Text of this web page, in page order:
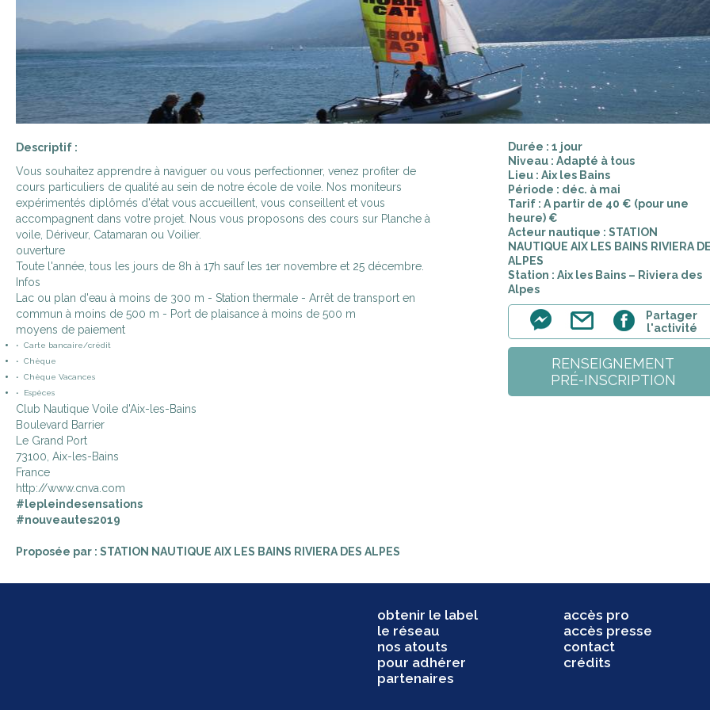
Durée : 1 jour
Niveau : Adapté à tous
Lieu : Aix les Bains
Période : déc. à mai
Tarif : A partir de 40 € (pour une
heure) €
Acteur nautique : STATION
NAUTIQUE AIX LES BAINS RIVIERA
ALPES
Station : Aix les Bains – Riviera des
Alpes
Partager
l'activité
RENSEIGNEMENT
PRÉ-INSCRIPTION
Descriptif :
Vous souhaitez apprendre à naviguer ou vous perfectionner, venez profiter de
cours particuliers de qualité au sein de notre école de voile. Nos moniteurs
expérimentés diplômés d'état vous accueillent, vous conseillent et vous
accompagnent dans votre projet. Nous vous proposons des cours sur Planche à
voile, Dériveur, Catamaran ou Voilier.
ouverture
Toute l'année, tous les jours de 8h à 17h sauf les 1er novembre et 25 décembre.
Infos
Lac ou plan d'eau à moins de 300 m - Station thermale - Arrêt de transport en
commun à moins de 500 m - Port de plaisance à moins de 500 m
moyens de paiement
• Carte bancaire/crédit
• Chèque
• Chèque Vacances
• Espèces
Club Nautique Voile d'Aix-les-Bains
Boulevard Barrier
Le Grand Port
73100, Aix-les-Bains
France
http://www.cnva.com
#lepleindesensations
#nouveautes2019
Proposée par : STATION NAUTIQUE AIX LES BAINS RIVIERA DES ALPES
obtenir le label
le réseau
nos atouts
pour adhérer
partenaires
accès pro
accès presse
contact
crédits